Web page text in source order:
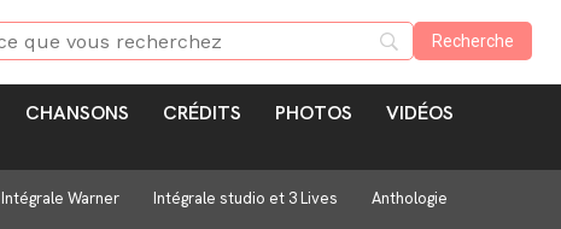
CHANSONS CRÉDITS PHOTOS
VIDÉOS
Intégrale Warner Intégrale studio et 3 Lives
Anthologie